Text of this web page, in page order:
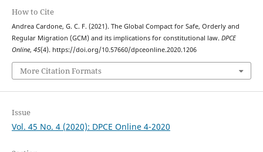
How to Cite
Andrea Cardone, G. C. F. (2021). The Global Compact for Safe, Orderly and
Regular Migration (GCM) and its implications for constitutional law. DPCE
Online, 45(4). https://doi.org/10.57660/dpceonline.2020.1206
More Citation Formats
Issue
Vol. 45 No. 4 (2020): DPCE Online 4-2020